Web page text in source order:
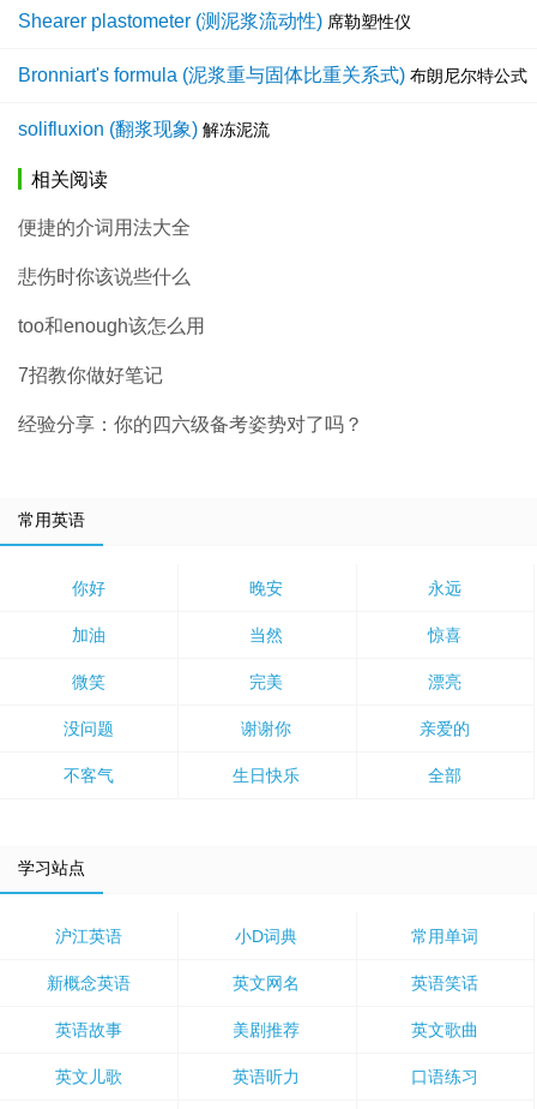
Shearer plastometer (测泥浆流动性) 席勒塑性仪
Bronniart's formula (泥浆重与固体比重关系式) 布朗尼尔特公式
solifluxion (翻浆现象) 解冻泥流
相关阅读
便捷的介词用法大全
悲伤时你该说些什么
too和enough该怎么用
7招教你做好笔记
经验分享：你的四六级备考姿势对了吗？
常用英语
你好 晚安 永远
加油 当然 惊喜
微笑 完美 漂亮
没问题 谢谢你 亲爱的
不客气 生日快乐 全部
学习站点
沪江英语 小D词典 常用单词
新概念英语 英文网名 英语笑话
英语故事 美剧推荐 英文歌曲
英文儿歌 英语听力 口语练习